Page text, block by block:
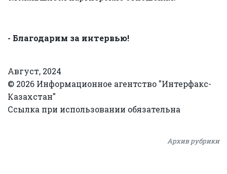
- Благодарим за интервью!
Август, 2024
© 2026 Информационное агентство "Интерфакс-
Казахстан"
Ссылка при использовании обязательна
Архив рубрики